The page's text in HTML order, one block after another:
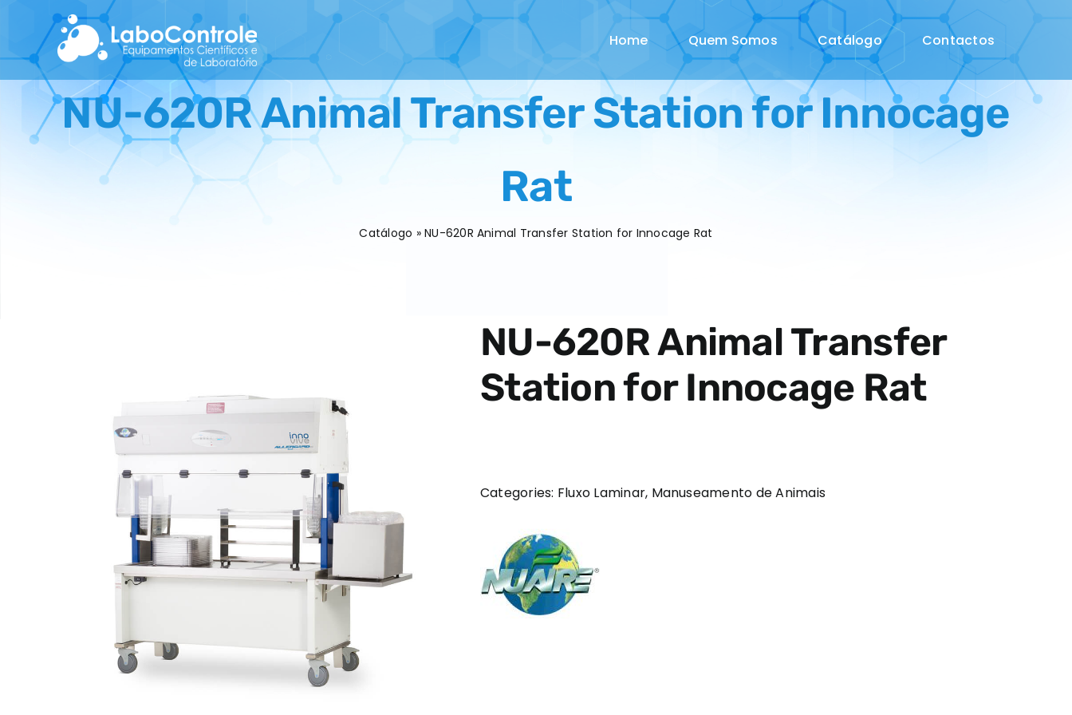
content
Home Quem Somos Catálogo Contactos
NU-620R Animal Transfer Station for Innocage
Rat
Catálogo »NU-620R Animal Transfer Station for Innocage Rat
NU-620R Animal Transfer
Station for Innocage Rat
Categories: Fluxo Laminar, Manuseamento de Animais